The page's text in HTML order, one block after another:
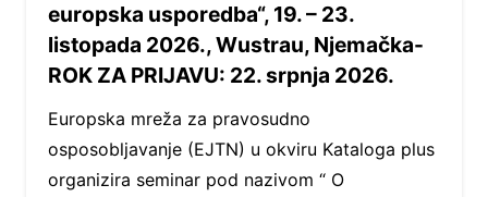
europska usporedba“, 19. – 23.
listopada 2026., Wustrau, Njemačka-
ROK ZA PRIJAVU: 22. srpnja 2026.
Europska mreža za pravosudno
osposobljavanje (EJTN) u okviru Kataloga plus
organizira seminar pod nazivom “ O